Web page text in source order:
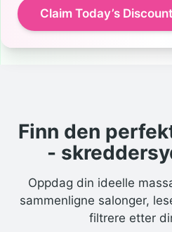
Claim Today’s Discount
Finn den
-
Oppdag din ideelle
sammenligne salonger,
filtrere etter